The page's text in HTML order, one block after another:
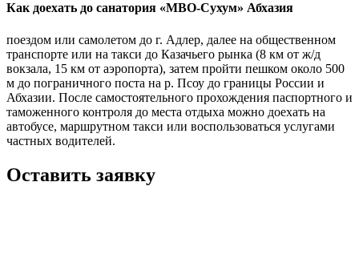
Как доехать до санатория «МВО-Сухум» Абхазия
поездом или самолетом до г. Адлер, далее на общественном
транспорте или на такси до Казачьего рынка (8 км от ж/д
вокзала, 15 км от аэропорта), затем пройти пешком около 500
м до пограничного поста на р. Псоу до границы России и
Абхазии. После самостоятельного прохождения паспортного и
таможенного контроля до места отдыха можно доехать на
автобусе, маршрутном такси или воспользоваться услугами
частных водителей.
Оставить заявку